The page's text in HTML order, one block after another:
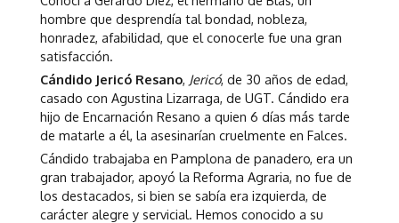
hombre que desprendía tal bondad, nobleza,
honradez, afabilidad, que el conocerle fue una gran
satisfacción.
Cándido Jericó Resano, Jericó, de 30 años de edad,
casado con Agustina Lizarraga, de UGT. Cándido era
hijo de Encarnación Resano a quien 6 días más tarde
de matarle a él, la asesinarían cruelmente en Falces.
Cándido trabajaba en Pamplona de panadero, era un
gran trabajador, apoyó la Reforma Agraria, no fue de
los destacados, si bien se sabía era izquierda, de
carácter alegre y servicial. Hemos conocido a su